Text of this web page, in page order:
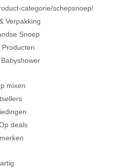
categorie/schepsnoep/
Verpakking
Snoep
Producten
mixen
deals